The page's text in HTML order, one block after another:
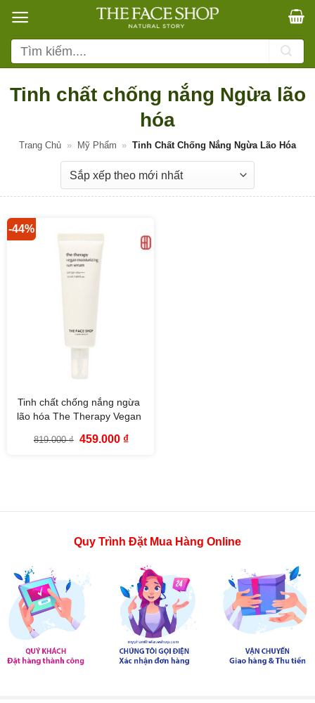
qua
nội
dung
Tìm
kiếm:
Tinh chất chống nắng Ngừa lão
hóa
Trang Chủ » Mỹ Phẩm » Tinh Chất Chống Nắng Ngừa Lão Hóa
-44%
Tinh chất chống nắng ngừa
lão hóa The Therapy Vegan
50+ PA++++
819.000₫ Giá
459.000 ₫Giá
Quy Trình Đặt Mua Hàng Online